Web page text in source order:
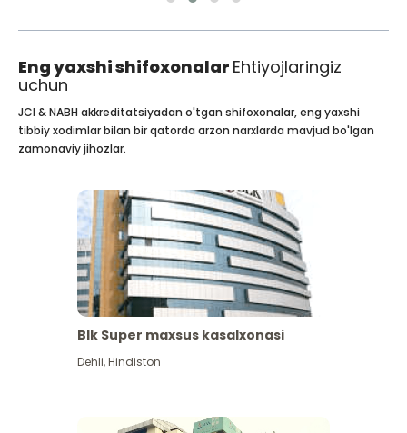
Eng yaxshi shifoxonalar Ehtiyojlaringiz
uchun
JCI & NABH akkreditatsiyadan o'tgan shifoxonalar, eng yaxshi
tibbiy xodimlar bilan bir qatorda arzon narxlarda mavjud bo'lgan
zamonaviy jihozlar.
Blk Super maxsus kasalxonasi
Dehli,Hindiston